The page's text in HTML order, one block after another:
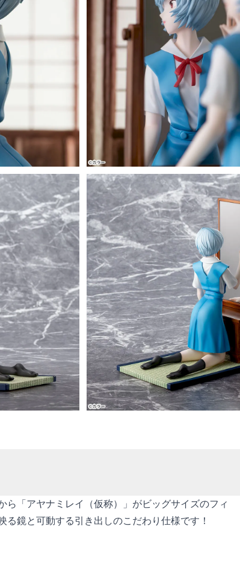
ら「アヤナミレイ（仮称）」がビッグサイズのフィ
鏡と可動する引き出しのこだわり仕様です！